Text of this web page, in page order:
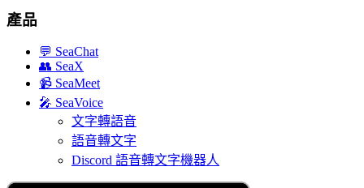
產品
💬 SeaChat
👥 SeaX
📹 SeaMeet
🎤 SeaVoice
文字轉語音
語音轉文字
Discord 語音轉文字機器人